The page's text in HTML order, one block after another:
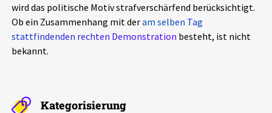
Schlaglichter
Aktuelles
wird das politische Motiv strafverschärfend berücksichtigt.
Ob ein Zusammenhang mit deram selben Tag
stattfindenden rechten Demonstration besteht, ist nicht
bekannt.
Kategorisierung